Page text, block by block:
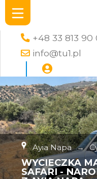
+48 33 813 90
info@tu1.pl
Ayia Napa →
WYCIECZKA
SAFARI -